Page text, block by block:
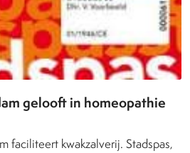
gelooft in homeopathie
faciliteert kwakzalverij. Stadspas,